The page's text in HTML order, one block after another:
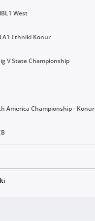
West
A1 Ethniki Konur
V State Championship
America Championship - Konur